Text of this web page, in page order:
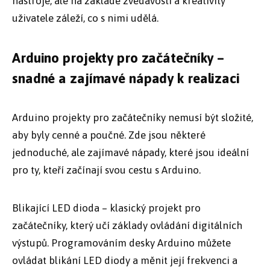
uživatele záleží, co s nimi udělá.
Arduino projekty pro začátečníky –
snadné a zajímavé nápady k realizaci
Arduino projekty pro začátečníky nemusí být složité,
aby byly cenné a poučné. Zde jsou některé
jednoduché, ale zajímavé nápady, které jsou ideální
pro ty, kteří začínají svou cestu s Arduino.
Blikající LED dioda – klasický projekt pro
začátečníky, který učí základy ovládání digitálních
výstupů. Programováním desky Arduino můžete
ovládat blikání LED diody a měnit její frekvenci a